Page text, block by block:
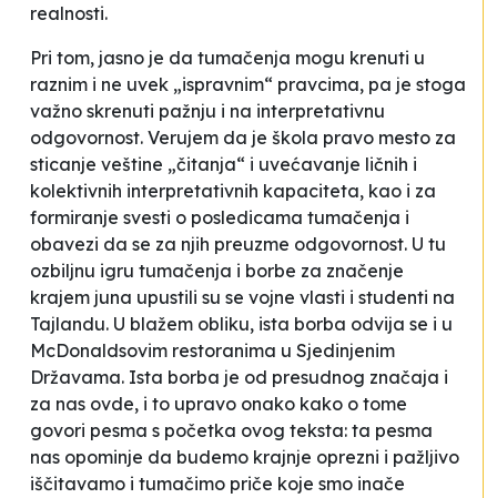
realnosti.
Pri tom, jasno je da tumačenja mogu krenuti u
raznim i ne uvek „ispravnim“ pravcima, pa je stoga
važno skrenuti pažnju i na interpretativnu
odgovornost. Verujem da je škola pravo mesto za
sticanje veštine „čitanja“ i uvećavanje ličnih i
kolektivnih interpretativnih kapaciteta, kao i za
formiranje svesti o posledicama tumačenja i
obavezi da se za njih preuzme odgovornost. U tu
ozbiljnu igru tumačenja i borbe za značenje
krajem juna upustili su se vojne vlasti i studenti na
Tajlandu. U blažem obliku, ista borba odvija se i u
McDonaldsovim restoranima u Sjedinjenim
Državama. Ista borba je od presudnog značaja i
za nas ovde, i to upravo onako kako o tome
govori pesma s početka ovog teksta: ta pesma
nas opominje da budemo krajnje oprezni i pažljivo
iščitavamo i tumačimo priče koje smo inače